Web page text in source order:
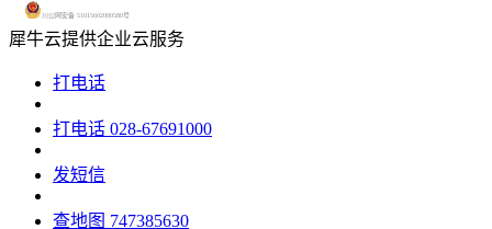
川公网安备 51015602000580号
犀牛云提供企业云服务
打电话
打电话 028-67691000
发短信
查地图 747385630